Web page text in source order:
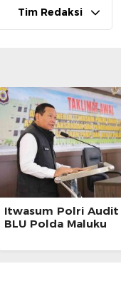
Tim Redaksi
Itwasum Polri Audit
BLU Polda Maluku